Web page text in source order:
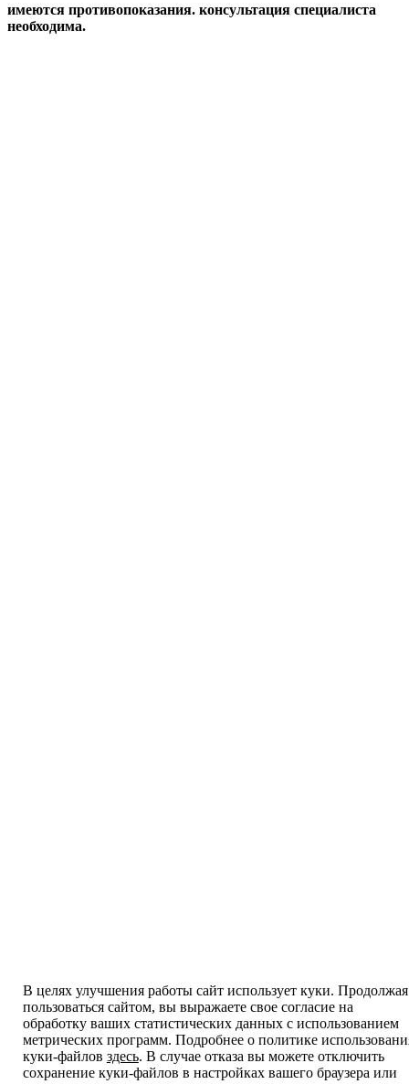
имеются противопоказания. консультация специалиста
необходима.
В целях улучшения работы сайт использует куки. Продолжая
пользоваться сайтом, вы выражаете свое согласие на
обработку ваших статистических данных с использованием
метрических программ. Подробнее о политике
куки-файлов здесь. В случае отказа вы можете отключить
сохранение куки-файлов в настройках вашего браузера или